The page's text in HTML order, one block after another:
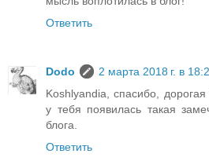
Ответить
Dodo
2 марта 2018 г. в
Koshlyandia, спасибо,
у тебя появилась такая
блога.
Ответить